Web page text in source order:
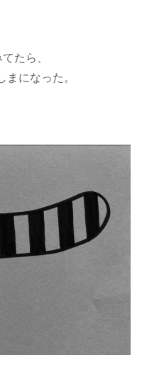
たら、
まになった。